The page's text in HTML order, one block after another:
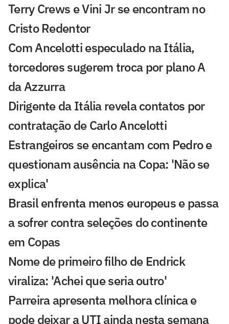
Terry Crews e Vini Jr se encontram no
Cristo Redentor
Com Ancelotti especulado na Itália,
torcedores sugerem troca por plano A
da Azzurra
Dirigente da Itália revela contatos por
contratação de Carlo Ancelotti
Estrangeiros se encantam com Pedro e
questionam ausência na Copa: 'Não se
explica'
Brasil enfrenta menos europeus e passa
a sofrer contra seleções do continente
em Copas
Nome de primeiro filho de Endrick
viraliza: 'Achei que seria outro'
Parreira apresenta melhora clínica e
pode deixar a UTI ainda nesta semana